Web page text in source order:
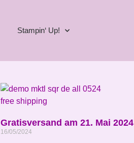
Stampin‘ Up!
Gratisversand am 21. Mai 2024
16/05/2024